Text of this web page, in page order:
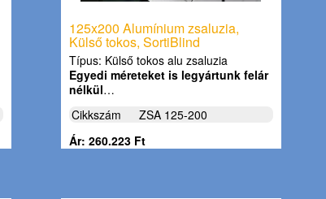
125x200 Alumínium zsaluzia,
Külső tokos, SortiBlind
Típus: Külső tokos alu zsaluzia
Egyedi méreteket is legyártunk felár
nélkül…
Cikkszám
ZSA 125-200
Ár: 260.223 Ft